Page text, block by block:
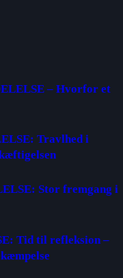
– Hvorfor et
Travlhed i
Stor fremgang i
Tid til refleksion –